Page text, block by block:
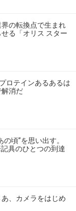
の転換点で生まれ
る「オリス スター
ロテインあるあるは
消だ
頃”を思い出す。
具のひとつの到達
、カメラをはじめ